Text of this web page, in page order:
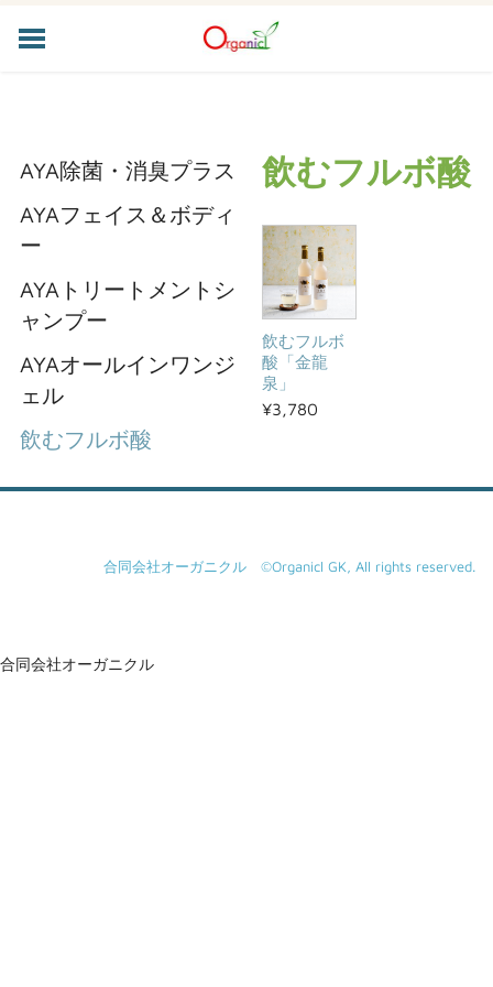
ドローン/スクラッチ
酸素BOX
製品一覧
導入実例
ニュース
会社概要
お問合わせ
個人情報保護
AYA除菌・消臭プラス
AYAフェイス＆ボディ
ー
AYAトリートメントシ
ャンプー
AYAオールインワンジ
ェル
飲むフルボ酸
飲むフルボ酸
飲むフルボ
酸「金龍
泉」
¥3,780
合同会社オーガニクル ©Organicl GK, All rights reserved.
合同会社オーガニクル